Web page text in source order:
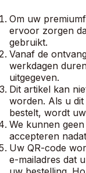
Om uw
ervoor zorgen
gebruikt.
Vanaf de
werkdagen
uitgegeven.
Dit artikel kan
worden. Als u
bestelt, wordt
We kunnen
accepteren
Uw QR-code
e-mailadres dat